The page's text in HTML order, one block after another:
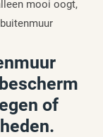
mooi oogt,
of